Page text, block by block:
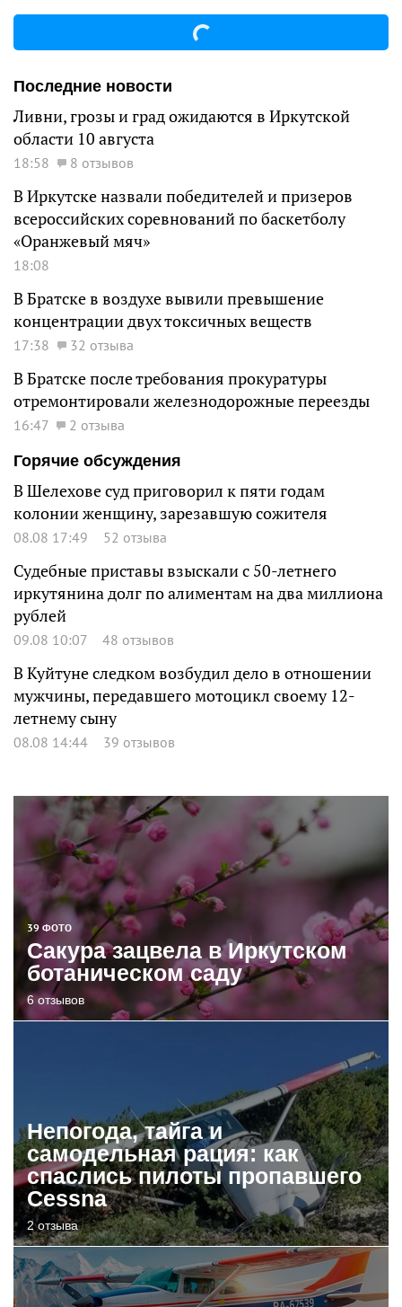
Последние новости
Ливни, грозы и град ожидаются в Иркутской
области 10 августа
18:58 8 отзывов
В Иркутске назвали победителей и призеров
всероссийских соревнований по баскетболу
«Оранжевый мяч»
18:08
В Братске в воздухе вывили превышение
концентрации двух токсичных веществ
17:38 32 отзыва
В Братске после требования прокуратуры
отремонтировали железнодорожные переезды
16:47
2 отзыва
Горячие обсуждения
В Шелехове суд приговорил к пяти годам
колонии женщину, зарезавшую сожителя
08.08 17:49 52 отзыва
Судебные приставы взыскали с 50-летнего
иркутянина долг по алиментам на два миллиона
рублей
09.08 10:07 48 отзывов
В Куйтуне следком возбудил дело в отношении
мужчины, передавшего мотоцикл своему 12-
летнему сыну
08.08 14:44 39 отзывов
39 ФОТО
Сакура зацвела в Иркутском
ботаническом саду
6 отзывов
Непогода, тайга и
самодельная рация: как
спаслись пилоты пропавшего
Cessna
2 отзыва